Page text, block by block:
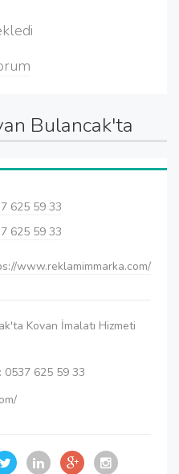
Bulancak'ta
625 59 33
625 59 33
www.reklamimmarka.com/
Kovan İmalatı Hizmeti
0537 625 59 33